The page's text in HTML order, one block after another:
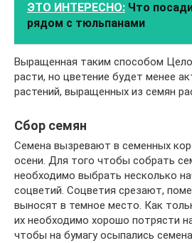
ЭТО ИНТЕРЕСНО: Что
рядом с тюльпанами
Выращенная таким способом
расти, но цветение будет менее
растений, выращенных из семян
Сбор семян
Семена вызревают в семенных
осени. Для того чтобы собрать
необходимо выбрать несколько
соцветий. Соцветия срезают,
выносят в темное место. Как
их необходимо хорошо потрясти
чтобы на бумагу осыпались